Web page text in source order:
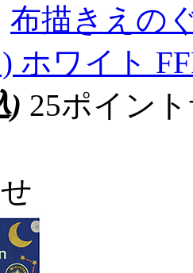
布描きえの
ホワイト
) 25ポイン